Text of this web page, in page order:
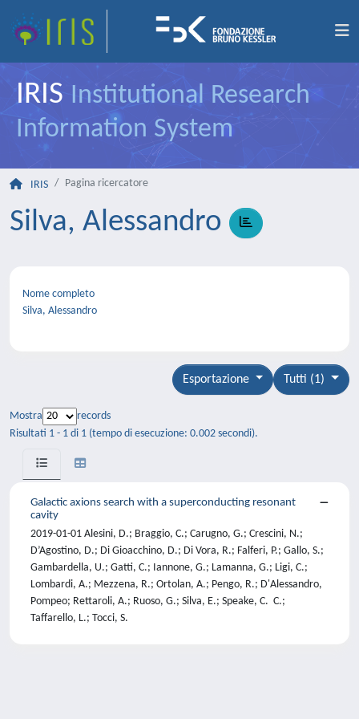
IRIS Institutional Research
Information System
IRIS Pagina ricercatore
Silva, Alessandro
Nome completo
Silva, Alessandro
Tutti (1)
Esportazione
Mostra
records
Risultati 1 - 1 di 1 (tempo di esecuzione: 0.002 secondi).
Galactic axions search with a superconducting resonant
cavity
2019-01-01 Alesini, D.; Braggio, C.; Carugno, G.; Crescini, N.;
D’Agostino, D.; Di Gioacchino, D.; Di Vora, R.; Falferi, P.; Gallo, S.;
Gambardella, U.; Gatti, C.; Iannone, G.; Lamanna, G.; Ligi, C.;
Lombardi, A.; Mezzena, R.; Ortolan, A.; Pengo, R.; D'Alessandro,
Pompeo; Rettaroli, A.; Ruoso, G.; Silva, E.; Speake, C. C.;
Taffarello, L.; Tocci, S.